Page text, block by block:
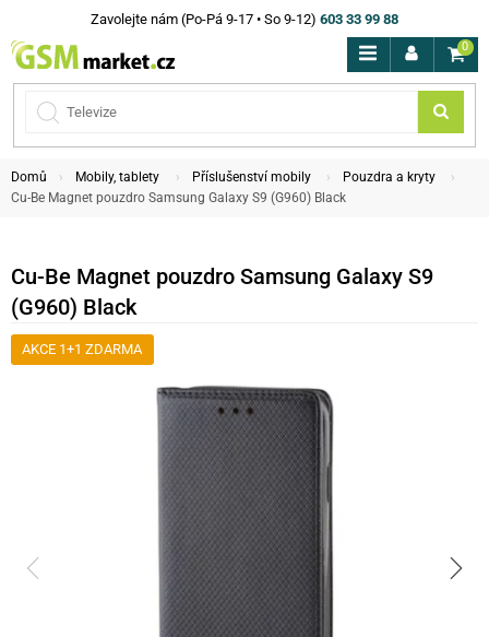
Zavolejte nám (Po-Pá 9-17 • So 9-12) 603 33 99 88
0
Domů Mobily, tablety Příslušenství mobily
Pouzdra a kryty
Cu-Be Magnet pouzdro Samsung Galaxy S9 (G960) Black
Cu-Be Magnet pouzdro Samsung Galaxy S9
(G960) Black
AKCE 1+1 ZDARMA